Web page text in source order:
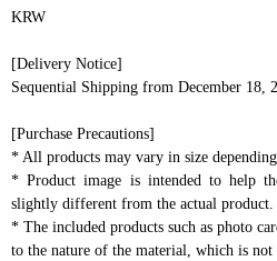
KRW
[Delivery Notice]
Sequential Shipping from December 18,
[Purchase Precautions]
* All products may vary in size
* Product image is intended to help
slightly different from the actual product.
* The included products such as photo
to the nature of the material, which is not